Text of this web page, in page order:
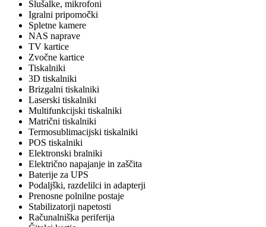
Slušalke, mikrofoni
Igralni pripomočki
Spletne kamere
NAS naprave
TV kartice
Zvočne kartice
Tiskalniki
3D tiskalniki
Brizgalni tiskalniki
Laserski tiskalniki
Multifunkcijski tiskalniki
Matrični tiskalniki
Termosublimacijski tiskalniki
POS tiskalniki
Elektronski bralniki
Električno napajanje in zaščita
Baterije za UPS
Podaljški, razdelilci in adapterji
Prenosne polnilne postaje
Stabilizatorji napetosti
Računalniška periferija